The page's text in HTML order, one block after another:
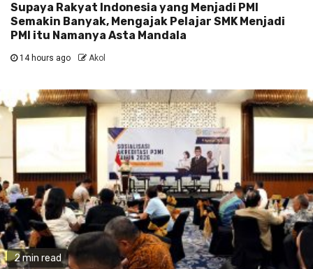
Supaya Rakyat Indonesia yang Menjadi PMI
Semakin Banyak, Mengajak Pelajar SMK Menjadi
PMI itu Namanya Asta Mandala
14 hours ago Akol
2 min read